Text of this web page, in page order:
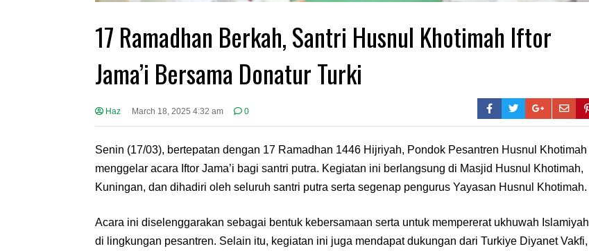
17 Ramadhan Berkah, Santri Husnul Khotimah Iftor
Jama’i Bersama Donatur Turki
Haz March 18, 2025 4:32 am 0
Senin (17/03), bertepatan dengan 17 Ramadhan 1446 Hijriyah, Pondok Pesantren Husnul Khotimah
menggelar acara Iftor Jama’i bagi santri putra. Kegiatan ini berlangsung di Masjid Husnul Khotimah,
Kuningan, dan dihadiri oleh seluruh santri putra serta segenap pengurus Yayasan Husnul Khotimah.
Acara ini diselenggarakan sebagai bentuk kebersamaan serta untuk mempererat ukhuwah Islamiyah
di lingkungan pesantren. Selain itu, kegiatan ini juga mendapat dukungan dari Turkiye Diyanet Vakfi,